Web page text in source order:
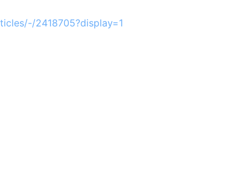
2418705?display=1